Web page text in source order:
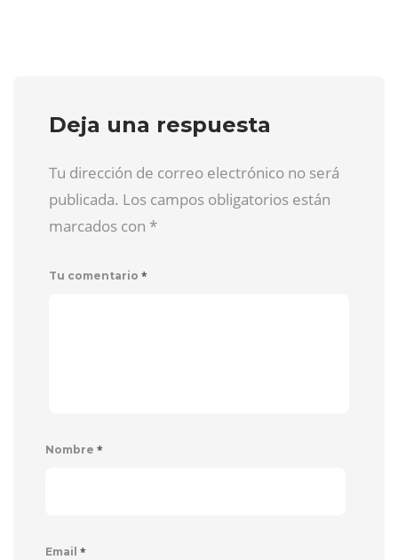
Deja una respuesta
Tu dirección de correo electrónico no será
publicada. Los campos obligatorios están
marcados con *
Tu comentario *
Nombre *
Email *